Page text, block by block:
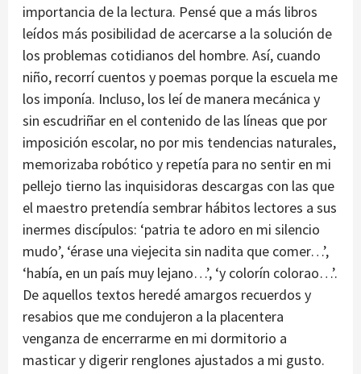
importancia de la lectura. Pensé que a más libros
leídos más posibilidad de acercarse a la solución de
los problemas cotidianos del hombre. Así, cuando
niño, recorrí cuentos y poemas porque la escuela me
los imponía. Incluso, los leí de manera mecánica y
sin escudriñar en el contenido de las líneas que por
imposición escolar, no por mis tendencias naturales,
memorizaba robótico y repetía para no sentir en mi
pellejo tierno las inquisidoras descargas con las que
el maestro pretendía sembrar hábitos lectores a sus
inermes discípulos: ‘patria te adoro en mi silencio
mudo’, ‘érase una viejecita sin nadita que comer…’,
‘había, en un país muy lejano…’, ‘y colorín colorao…’.
De aquellos textos heredé amargos recuerdos y
resabios que me condujeron a la placentera
venganza de encerrarme en mi dormitorio a
masticar y digerir renglones ajustados a mi gusto.